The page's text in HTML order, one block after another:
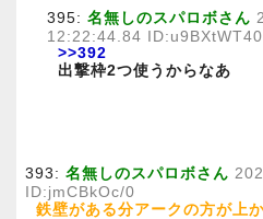
395: 名無しのスパロボさん
12:22:44.84 ID:u9BXtWT40
>>392
出撃枠2つ使うからなあ
393: 名無しのスパロボさん
ID:jmCBkOc/0
鉄壁がある分アークの方が上